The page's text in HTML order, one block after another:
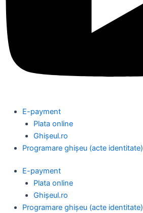
E-payment
Plata online
Ghișeul.ro
Programare ghișeu (acte identitate)
E-payment
Plata online
Ghișeul.ro
Programare ghișeu (acte identitate)